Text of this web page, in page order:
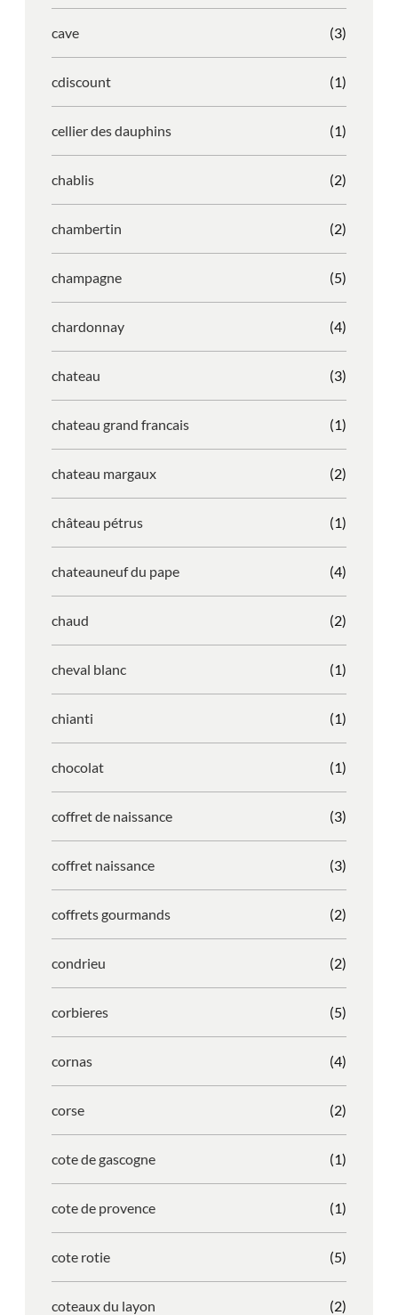
cave (3)
cdiscount (1)
cellier des dauphins (1)
chablis (2)
chambertin (2)
champagne (5)
chardonnay (4)
chateau (3)
chateau grand francais (1)
chateau margaux (2)
château pétrus (1)
chateauneuf du pape (4)
chaud (2)
cheval blanc (1)
chianti (1)
chocolat (1)
coffret de naissance (3)
coffret naissance (3)
coffrets gourmands (2)
condrieu (2)
corbieres (5)
cornas (4)
corse (2)
cote de gascogne (1)
cote de provence (1)
cote rotie (5)
coteaux du layon (2)